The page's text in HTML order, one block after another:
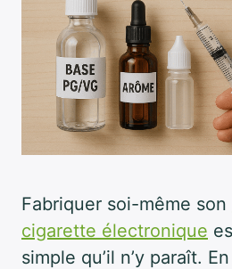
Fabriquer soi-même son
cigarette électronique
simple qu’il n’y paraît.